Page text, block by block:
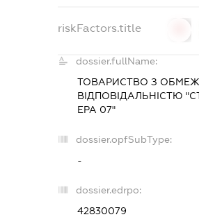
riskFactors.title
dossier.fullName:
ТОВАРИСТВО З
ВІДПОВІДАЛЬНІСТЮ
ЕРА 07"
dossier.opfSubType:
-
dossier.edrpo:
42830079